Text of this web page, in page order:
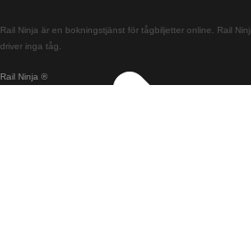
Tåg från Budapest till
Rail Ninja ®
Rail Ninja är en bokningstjänst för tågbiljetter online. Rail
driver inga tåg.